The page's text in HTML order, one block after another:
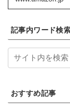
記事内ワード検
おすすめ記事